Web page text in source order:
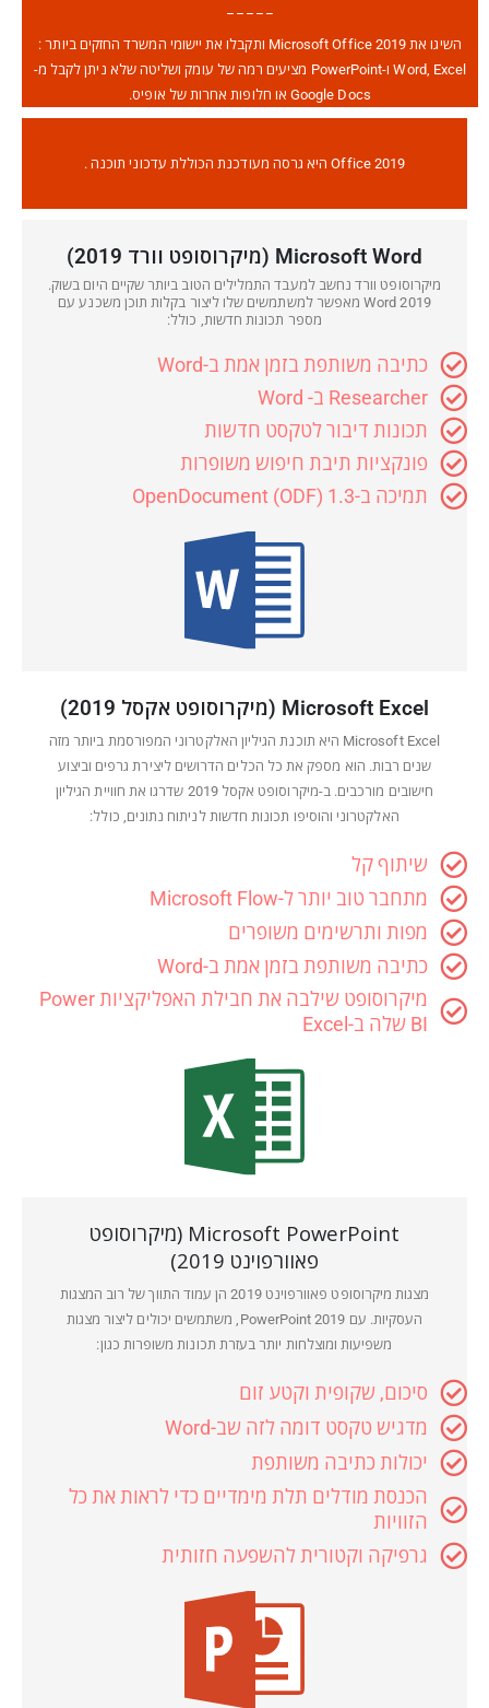
השיגו את Microsoft Office 2019 ותקבלו את יישומי המשרד החזקים ביותר :
Word, Excel ו-PowerPoint מציעים רמה של עומק ושליטה שלא ניתן לקבל מ-
Google Docs או חלופות אחרות של אופיס.
Office 2019 היא גרסה מעודכנת הכוללת עדכוני תוכנה .
Microsoft Word (מיקרוסופט וורד 2019)
מיקרוסופט וורד נחשב למעבד התמלילים הטוב ביותר שקיים היום בשוק.
Word 2019 מאפשר למשתמשים שלו ליצור בקלות תוכן משכנע עם
מספר תכונות חדשות, כולל:
כתיבה משותפת בזמן אמת ב-Word
Researcher ב- Word
תכונות דיבור לטקסט חדשות
פונקציות תיבת חיפוש משופרות
תמיכה ב-OpenDocument (ODF) 1.3
Microsoft Excel (מיקרוסופט אקסל 2019)
Microsoft Excel היא תוכנת הגיליון האלקטרוני המפורסמת ביותר מזה
שנים רבות. הוא מספק את כל הכלים הדרושים ליצירת גרפים וביצוע
חישובים מורכבים. ב-מיקרוסופט אקסל 2019 שדרגו את חוויית הגיליון
האלקטרוני והוסיפו תכונות חדשות לניתוח נתונים, כולל:
שיתוף קל
מתחבר טוב יותר ל-Microsoft Flow
מפות ותרשימים משופרים
כתיבה משותפת בזמן אמת ב-Word
מיקרוסופט שילבה את חבילת האפליקציות Power
BI שלה ב-Excel
Microsoft PowerPoint (מיקרוסופט
פאוורפוינט 2019)
מצגות מיקרוסופט פאוורפוינט 2019 הן עמוד התווך של רוב המצגות
העסקיות. עם PowerPoint 2019, משתמשים יכולים ליצור מצגות
משפיעות ומוצלחות יותר בעזרת תכונות משופרות כגון:
סיכום, שקופית וקטע זום
מדגיש טקסט דומה לזה שב-Word
יכולות כתיבה משותפת
הכנסת מודלים תלת מימדיים כדי לראות את כל
הזוויות
גרפיקה וקטורית להשפעה חזותית